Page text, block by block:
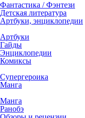
Фантастика / Фэнтези
Детская литература
Артбуки, энциклопедии
Артбуки
Гайды
Энциклопедии
Комиксы
Супергероика
Манга
Манга
Ранобэ